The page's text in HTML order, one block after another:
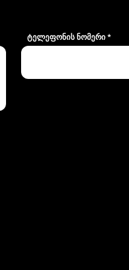
ტელეფონის ნომერი